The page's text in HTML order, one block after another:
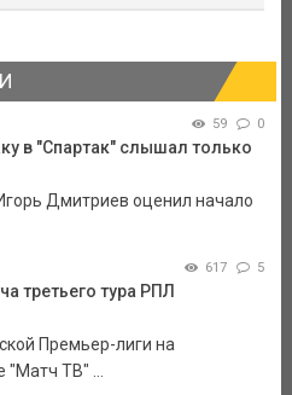
59 0
в "Спартак" слышал только
Дмитриев оценил начало
617 5
третьего тура РПЛ
Премьер-лиги на
ТВ" ...